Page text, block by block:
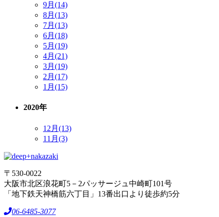
9月(14)
8月(13)
7月(13)
6月(18)
5月(19)
4月(21)
3月(19)
2月(17)
1月(15)
2020年
12月(13)
11月(3)
〒530-0022
大阪市北区浪花町5－2パッサージュ中崎町101号
「地下鉄天神橋筋六丁目」13番出口より徒歩約5分
06-6485-3077